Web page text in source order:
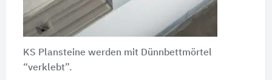
KS Plansteine werden mit Dünnbettmörtel
“verklebt”.